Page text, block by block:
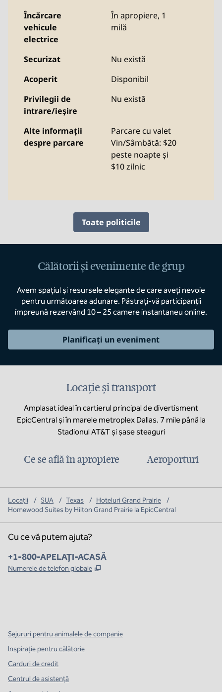
Încărcare
vehicule
electrice
În apropiere, 1
milă
Securizat
Nu există
Acoperit
Disponibil
Privilegii de
intrare/ieșire
Nu există
Alte informații
despre parcare
Parcare cu valet
Vin/Sâmbătă: $20
peste noapte și
$10 zilnic
Toate politicile
Călătorii și evenimente de grup
Avem spațiul și resursele elegante de care aveți nevoie
pentru următoarea adunare. Păstrați-vă participanții
împreună rezervând 10 – 25 camere instantaneu online.
Planificați un eveniment
Locație și transport
Amplasat ideal în cartierul principal de divertisment
EpicCentral și în marele metroplex Dallas. 7 mile până la
Stadionul AT&T și șase steaguri
Ce se află în apropiere Aeroporturi
Locații / SUA / Texas / Hoteluri Grand Prairie
/
Homewood Suites by Hilton Grand Prairie la EpicCentral
Cu ce vă putem ajuta?
Telefon:
+1-800-APELAȚI-ACASĂ
Numerele de telefon globale ,
Sejururi pentru animalele de companie
Inspirație pentru călătorie
Carduri de credit
Centrul de asistență